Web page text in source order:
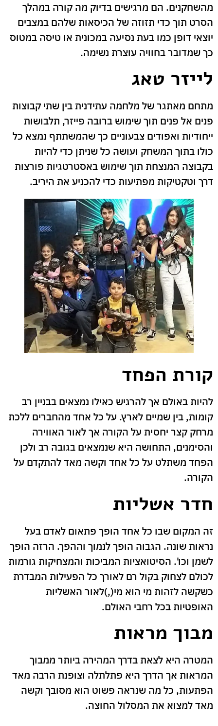
מהשחקנים. הם מרגישים בדיוק מה קורה במהלך
הסרט תוך כדי תזוזה של הכיסאות שלהם במצבים
יוצאי דופן כמו בעת נסיעה במכונית או טיסה במטוס
כך שמדובר בחוויה עוצרת נשימה.
לייזר טאג
מתחם מאתגר של מלחמה עתידנית בין שתי קבוצות
פנים אל פנים תוך שימוש ברובה פייזר, תלבושות
ייחודיות ואפודים צבעוניים כך שהמשתתף נמצא כל
כולו בתוך המשחק ועושה כל שניתן כדי להיות
בקבוצה המנצחת תוך שימוש באסטרטגיות פורצות
דרך וטקטיקות מפתיעות כדי להכניע את היריב.
קורת הפחד
להיות באולם אך להרגיש כאילו נמצאים בבניין רב
קומות, בין שמיים לארץ. על כל אחד מהחברים ללכת
מרחק קצר יחסית על הקורה אך לאור האווירה
והסימנים, התחושה היא שנמצאים בגובה רב ולכן
הפחד משתלט על כל אחד וקשה מאד להתקדם על
הקורה.
חדר אשליות
זה המקום שבו כל אחד הופך פתאום לאדם בעל
נראות שונה. הגבוה הופך לנמוך וההפך. הרזה הופך
לשמן וכו'. הסיטואציות המביכות והמצחיקות גורמות
לכולם לצחוק בקול רם לאורך כל הפעילות המבדרת
כשקשה לזהות מי הוא מי(,)לאור האשליות
האופטיות בכל רחבי האולם.
מבוך מראות
המטרה היא לצאת בדרך המהירה ביותר ממבוך
המראות אך הדרך היא פתלתלה וצופנת הרבה מאד
הפתעות, כל מה שנראה פשוט הוא מסובך וקשה
מאד למצוא את המסלול החוצה.